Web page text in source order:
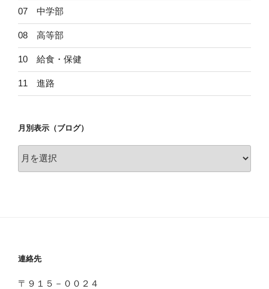
07 中学部
08 高等部
10 給食・保健
11 進路
月別表示（ブログ）
別
連絡先
〒９１５－００２４